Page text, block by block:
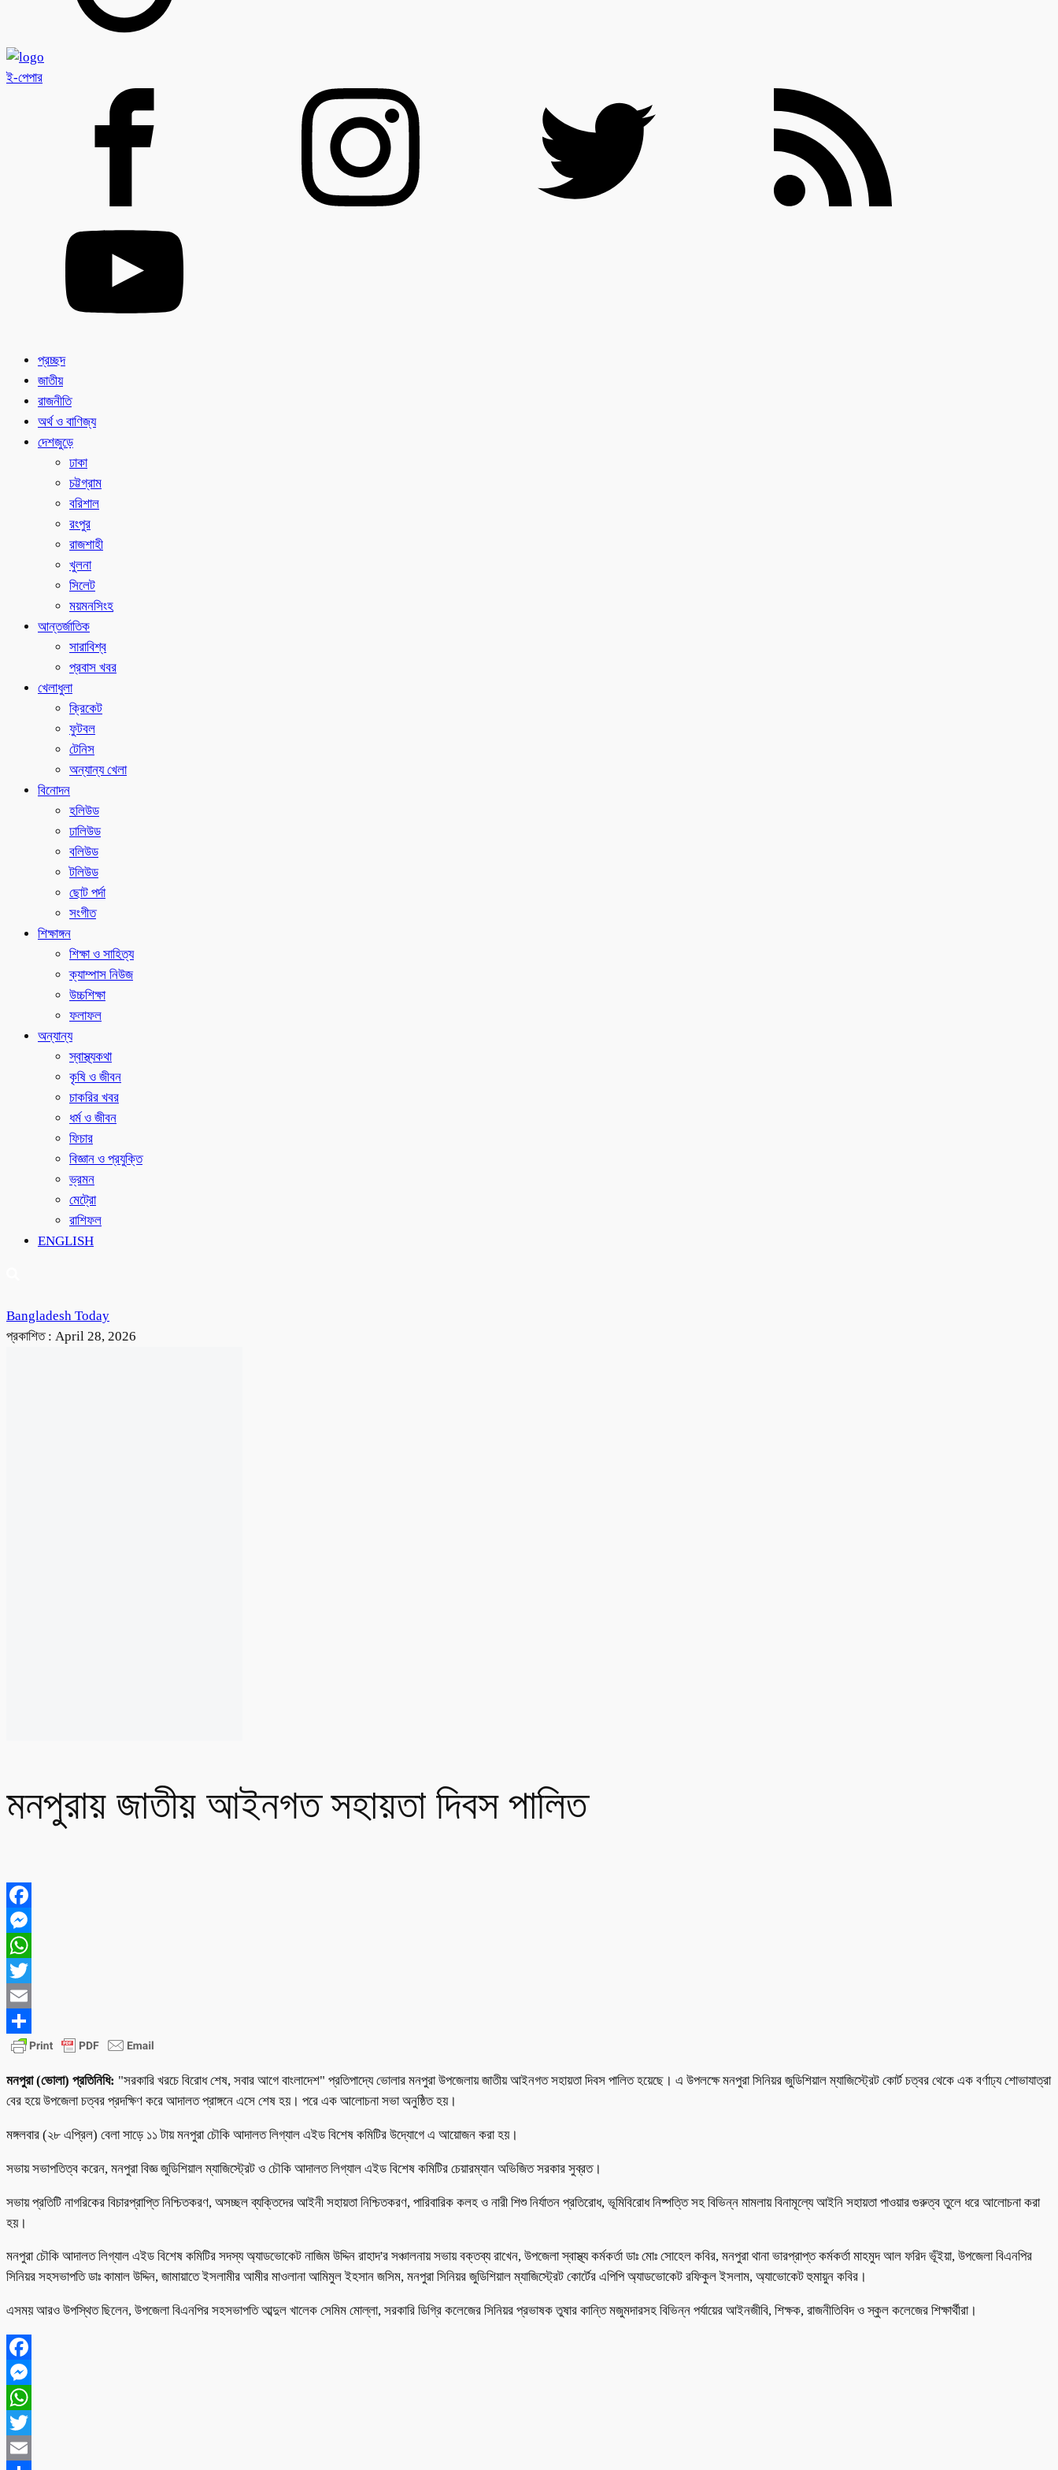
ই-পেপার
প্রচ্ছদ
জাতীয়
রাজনীতি
অর্থ ও বাণিজ্য
দেশজুড়ে
ঢাকা
চট্টগ্রাম
বরিশাল
রংপুর
রাজশাহী
খুলনা
সিলেট
ময়মনসিংহ
আন্তর্জাতিক
সারাবিশ্ব
প্রবাস খবর
খেলাধুলা
ক্রিকেট
ফুটবল
টেনিস
অন্যান্য খেলা
বিনোদন
হলিউড
ঢালিউড
বলিউড
টলিউড
ছোট পর্দা
সংগীত
শিক্ষাঙ্গন
শিক্ষা ও সাহিত্য
ক্যাম্পাস নিউজ
উচ্চশিক্ষা
ফলাফল
অন্যান্য
স্বাস্থ্যকথা
কৃষি ও জীবন
চাকরির খবর
ধর্ম ও জীবন
ফিচার
বিজ্ঞান ও প্রযুক্তি
ভ্রমন
মেট্রো
রাশিফল
ENGLISH
Bangladesh Today
প্রকাশিত : April 28, 2026
মনপুরায় জাতীয় আইনগত সহায়তা দিবস পালিত
Facebook
Messenger
WhatsApp
Twitter
Email
Share
মনপুরা (ভোলা) প্রতিনিধি: "সরকারি খরচে বিরোধ শেষ, সবার আগে বাংলাদেশ" প্রতিপাদ্যে ভোলার মনপুরা উপজেলায় জাতীয় আইনগত সহায়তা দিবস পালিত হয়েছে। এ উপলক্ষে মনপুরা সিনিয়র জুডিশিয়াল ম্যাজিস্ট্রেট কোর্ট চত্বর থেকে এক বর্ণাঢ্য শোভাযাত্রা
বের হয়ে উপজেলা চত্বর প্রদক্ষিণ করে আদালত প্রাঙ্গনে এসে শেষ হয়। পরে এক আলোচনা সভা অনুষ্ঠিত হয়।
মঙ্গলবার (২৮ এপ্রিল) বেলা সাড়ে ১১ টায় মনপুরা চৌকি আদালত লিগ্যাল এইড বিশেষ কমিটির উদ্যোগে এ আয়োজন করা হয়।
সভায় সভাপতিত্ব করেন, মনপুরা বিজ্ঞ জুডিশিয়াল ম্যাজিস্ট্রেট ও চৌকি আদালত লিগ্যাল এইড বিশেষ কমিটির চেয়ারম্যান অভিজিত সরকার সুব্রত।
সভায় প্রতিটি নাগরিকের বিচারপ্রাপ্তি নিশ্চিতকরণ, অসচ্ছল ব্যক্তিদের আইনী সহায়তা নিশ্চিতকরণ, পারিবারিক কলহ ও নারী শিশু নির্যাতন প্রতিরোধ, ভূমিবিরোধ নিষ্পত্তি সহ বিভিন্ন মামলায় বিনামূল্যে আইনি সহায়তা পাওয়ার গুরুত্ব তুলে ধরে আলোচনা করা
হয়।
মনপুরা চৌকি আদালত লিগ্যাল এইড বিশেষ কমিটির সদস্য অ্যাডভোকেট নাজিম উদ্দিন রাহাদ'র সঞ্চালনায় সভায় বক্তব্য রাখেন, উপজেলা স্বাস্থ্য কর্মকর্তা ডাঃ মোঃ সোহেল কবির, মনপুরা থানা ভারপ্রাপ্ত কর্মকর্তা মাহমুদ আল ফরিদ ভূঁইয়া, উপজেলা বিএনপির
সিনিয়র সহসভাপতি ডাঃ কামাল উদ্দিন, জামায়াতে ইসলামীর আমীর মাওলানা আমিমুল ইহসান জসিম, মনপুরা সিনিয়র জুডিশিয়াল ম্যাজিস্ট্রেট কোর্টের এপিপি অ্যাডভোকেট রফিকুল ইসলাম, অ্যাভোকেট হুমায়ুন কবির।
এসময় আরও উপস্থিত ছিলেন, উপজেলা বিএনপির সহসভাপতি আব্দুল খালেক সেমিম মোল্লা, সরকারি ডিগ্রি কলেজের সিনিয়র প্রভাষক তুষার কান্তি মজুমদারসহ বিভিন্ন পর্যায়ের আইনজীবি, শিক্ষক, রাজনীতিবিদ ও স্কুল কলেজের শিক্ষার্থীরা।
Facebook
Messenger
WhatsApp
Twitter